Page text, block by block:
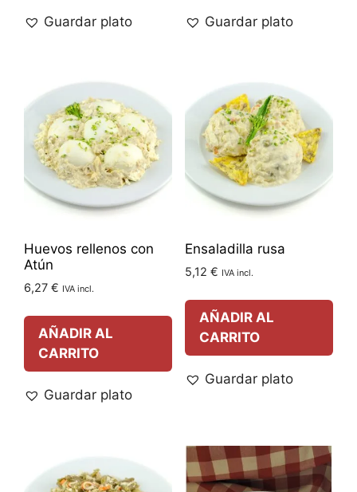
Guardar plato Guardar plato
Huevos rellenos con
Atún
6,27 € IVA incl.
AÑADIR AL
CARRITO
Guardar plato
Ensaladilla rusa
5,12 € IVA incl.
AÑADIR AL
CARRITO
Guardar plato